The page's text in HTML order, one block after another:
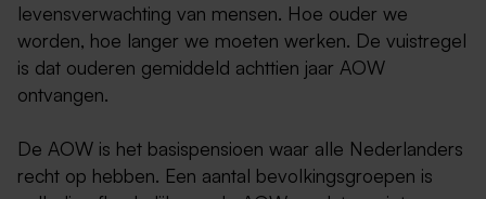
levensverwachting van mensen. Hoe ouder we
worden, hoe langer we moeten werken. De vuistregel
is dat ouderen gemiddeld achttien jaar AOW
ontvangen.
De AOW is het basispensioen waar alle Nederlanders
recht op hebben. Een aantal bevolkingsgroepen is